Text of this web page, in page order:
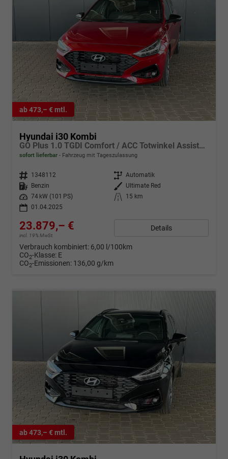
ab 473,– € mtl.
Hyundai i30 Kombi
GO Plus 1.0 TGDI Comfort / ACC Totwinkel Assistent Sitz + Lenkradheizung Alu 17"
sofort lieferbar Fahrzeug mit Tageszulassung
Fahrzeugnr. 1348112 Getriebe Automatik
Kraftstoff
Benzin Außenfarbe
Ultimate Red
Leistung
74 kW (101 PS) Kilometerstand
15 km
01.04.2025
23.879,– €
incl. 19% MwSt.
Details
Verbrauch kombiniert: 6,00 l/100km
CO2-Klasse: E
CO2-Emissionen: 136,00 g/km
ab 473,– € mtl.